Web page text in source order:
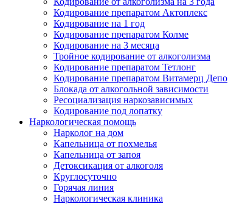
Кодирование препаратом Актоплекс
Кодирование на 1 год
Кодирование препаратом Колме
Кодирование на 3 месяца
Тройное кодирование от алкоголизма
Кодирование препаратом Тетлонг
Кодирование препаратом Витамерц Депо
Блокада от алкогольной зависимости
Ресоциализация наркозависимых
Кодирование под лопатку
Наркологическая помощь
Нарколог на дом
Капельница от похмелья
Капельница от запоя
Детоксикация от алкоголя
Круглосуточно
Горячая линия
Наркологическая клиника